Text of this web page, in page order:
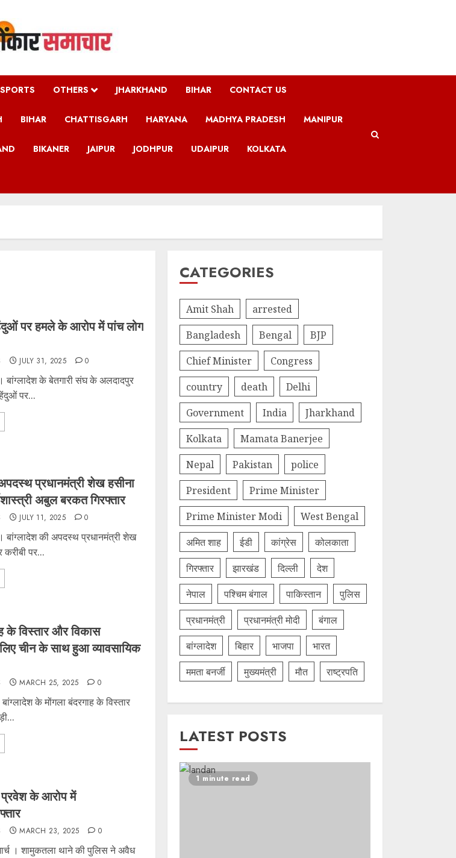
SPORTS OTHERS JHARKHAND BIHAR CONTACT US
BIHAR CHATTISGARH HARYANA MADHYA PRADESH MANIPUR
BIKANER JAIPUR JODHPUR UDAIPUR KOLKATA
पर हमले के आरोप में पांच लोग
JULY 31, 2025 0
बांग्लादेश के बेतगारी संघ के अलदादपुर
पर...
प्रधानमंत्री शेख हसीना
अबुल बरकत गिरफ्तार
JULY 11, 2025 0
बांग्लादेश की अपदस्थ प्रधानमंत्री शेख
पर...
के विस्तार और विकास
चीन के साथ हुआ व्यावसायिक
MARCH 25, 2025 0
के मोंगला बंदरगाह के विस्तार
के आरोप में
MARCH 23, 2025 0
। शामुकतला थाने की पुलिस ने अवैध
CATEGORIES
Amit Shah
arrested
Bangladesh
Bengal
BJP
Chief Minister
Congress
country
death
Delhi
Government
India
Jharkhand
Kolkata
Mamata Banerjee
Nepal
Pakistan
police
President
Prime Minister
Prime Minister Modi
West Bengal
अमित शाह
ईडी कांग्रेस
कोलकाता
गिरफ्तार
झारखंड दिल्‍ली
देश
नेपाल
पश्चिम बंगाल पाकिस्तान
पुलिस
प्रधानमंत्री
प्रधानमंत्री मोदी
बंगाल
बांग्लादेश
बिहार भाजपा
भारत
ममता बनर्जी
मुख्यमंत्री मौत राष्ट्रपति
LATEST POSTS
1 minute read